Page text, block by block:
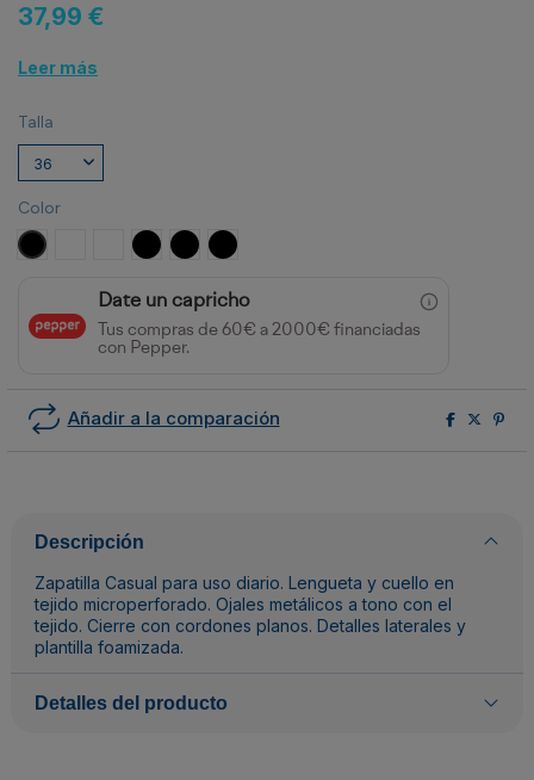
37,99 €
Leer más
Talla
Color
NEGRO BLANCO/MARINO
NEGRO/BLANCO/ROYAL
NEGRO/BLANCO/VERDE BOTELLA
NEGRO/BLANCO/ROJO
Date un capricho
Tus compras de 60€ a 2000€ financiadas
con Pepper.
Añadir a la comparación
Descripción
Zapatilla Casual para uso diario. Lengueta y cuello en
tejido microperforado. Ojales metálicos a tono con el
tejido. Cierre con cordones planos. Detalles laterales y
plantilla foamizada.
Detalles del producto